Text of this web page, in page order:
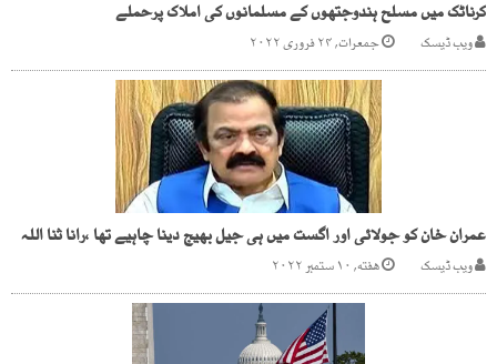
کرناٹک میں مسلح ہندوجتھوں کے مسلمانوں کی املاک پرحملے
ویب ڈیسک جمعرات, ۲۴ فروری ۲۰۲۲
عمران خان کو جولائی اور اگست میں ہی جیل بھیج دینا چاہیے تھا ،رانا ثنا اللہ
ویب ڈیسک هفته, ۱۰ ستمبر ۲۰۲۲